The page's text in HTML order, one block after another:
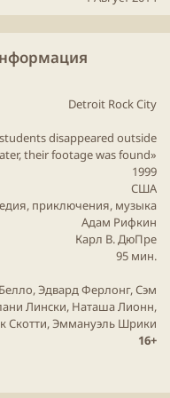
>
cookie.
найти на нашей
помню.
Detroit Rock City
disappeared outside
their footage was found»
1999
США
, приключения, музыка
Адам Рифкин
Карл В. ДюПре
95 мин.
Эдвард Ферлонг, Сэм
Лински, Наташа Лионн,
Скотти, Эммануэль Шрики
16+